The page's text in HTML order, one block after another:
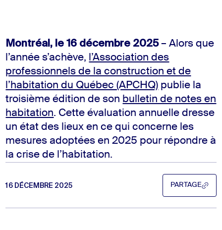
Montréal, le 16 décembre 2025– Alors que
l’année s’achève, l’Association des
professionnels de la construction et de
l’habitation du Québec (APCHQ) publie la
troisième édition de son bulletin de notes en
habitation. Cette évaluation annuelle dresse
un état des lieux en ce qui concerne les
mesures adoptées en 2025 pour répondre à
la crise de l’habitation.
16 DÉCEMBRE 2025 PARTAGE
PARTAGE